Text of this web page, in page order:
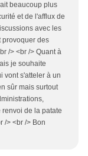
beaucoup plus
et de l'afflux de
avec les
provoquer des
/> <br /> Quant à
je souhaite
vont s'atteler à un
sûr mais surtout
de la patate
/> <br /> Bon